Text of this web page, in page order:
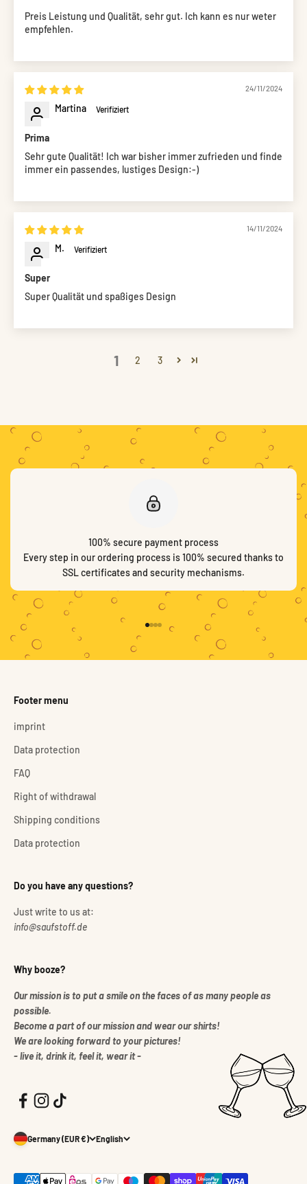
Preis Leistung und Qualität, sehr gut. Ich kann es nur weter
empfehlen.
24/11/2024
Martina
Prima
Sehr gute Qualität! Ich war bisher immer zufrieden und finde
immer ein passendes, lustiges Design:-)
14/11/2024
M.
Super
Super Qualität und spaßiges Design
1 2 3
100% secure payment process
Every step in our ordering process is 100% secured thanks to
SSL certificates and security mechanisms.
Go to item 1
Go to item 2
Go to item 3
Go to item 4
Footer menu
imprint
Data protection
FAQ
Right of withdrawal
Shipping conditions
Data protection
Do you have any questions?
Just write to us at:
info@saufstoff.de
Why booze?
Our mission is to put a smile on the faces of as many people as
possible.
Become a part of our mission and wear our shirts!
We are looking forward to your pictures!
- live it, drink it, feel it, wear it -
Germany (EUR €) English